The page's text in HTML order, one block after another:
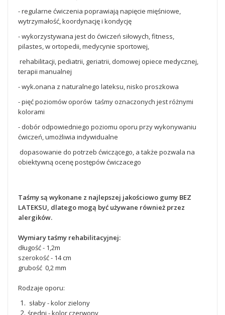
- regularne ćwiczenia poprawiają napięcie mięśniowe,
wytrzymałość, koordynację i kondycję
- wykorzystywana jest do ćwiczeń siłowych, fitness,
pilastes, w ortopedii, medycynie sportowej,
rehabilitacji, pediatrii, geriatrii, domowej opiece medycznej,
terapii manualnej
- wyk.onana z naturalnego lateksu, nisko proszkowa
- pięć poziomów oporów taśmy oznaczonych jest różnymi
kolorami
- dobór odpowiedniego poziomu oporu przy wykonywaniu
ćwiczeń, umożliwia indywidualne
dopasowanie do potrzeb ćwiczącego, a także pozwala na
obiektywną ocenę postępów ćwiczacego
Taśmy są wykonane z najlepszej jakościowo gumy BEZ
LATEKSU, dlatego mogą być używane również przez
alergików.
Wymiary taśmy rehabilitacyjnej:
długość - 1,2m
szerokość - 14 cm
grubość 0,2 mm
Rodzaje oporu:
słaby - kolor zielony
średni - kolor czerwony